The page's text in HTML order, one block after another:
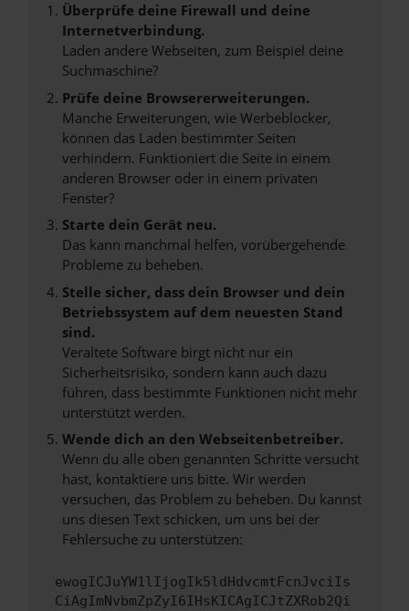
Überprüfe deine Firewall und deine
Internetverbindung.
Laden andere Webseiten, zum Beispiel deine
Suchmaschine?
Prüfe deine Browsererweiterungen.
Manche Erweiterungen, wie Werbeblocker,
können das Laden bestimmter Seiten
verhindern. Funktioniert die Seite in einem
anderen Browser oder in einem privaten
Fenster?
Starte dein Gerät neu.
Das kann manchmal helfen, vorübergehende
Probleme zu beheben.
Stelle sicher, dass dein Browser und dein
Betriebssystem auf dem neuesten Stand
sind.
Veraltete Software birgt nicht nur ein
Sicherheitsrisiko, sondern kann auch dazu
führen, dass bestimmte Funktionen nicht mehr
unterstützt werden.
Wende dich an den Webseitenbetreiber.
Wenn du alle oben genannten Schritte versucht
hast, kontaktiere uns bitte. Wir werden
versuchen, das Problem zu beheben. Du kannst
uns diesen Text schicken, um uns bei der
Fehlersuche zu unterstützen:
ewogICJuYW1lIjogIk5ldHdvcmtFcnJvciIs
CiAgImNvbmZpZyI6IHsKICAgICJtZXRob2Qi